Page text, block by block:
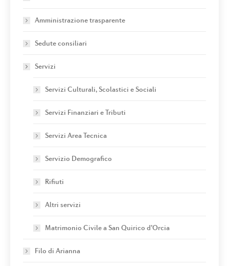
Amministrazione trasparente
Sedute consiliari
Servizi
Servizi Culturali, Scolastici e Sociali
Servizi Finanziari e Tributi
Servizi Area Tecnica
Servizio Demografico
Rifiuti
Altri servizi
Matrimonio Civile a San Quirico d’Orcia
Filo di Arianna